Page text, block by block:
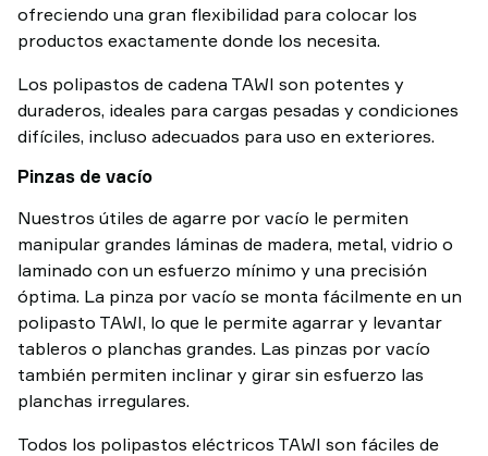
ofreciendo una gran flexibilidad para colocar los
productos exactamente donde los necesita.
Los polipastos de cadena TAWI son potentes y
duraderos, ideales para cargas pesadas y condiciones
difíciles, incluso adecuados para uso en exteriores.
Pinzas de vacío
Nuestros útiles de agarre por vacío le permiten
manipular grandes láminas de madera, metal, vidrio o
laminado con un esfuerzo mínimo y una precisión
óptima. La pinza por vacío se monta fácilmente en un
polipasto TAWI, lo que le permite agarrar y levantar
tableros o planchas grandes. Las pinzas por vacío
también permiten inclinar y girar sin esfuerzo las
planchas irregulares.
Todos los polipastos eléctricos TAWI son fáciles de